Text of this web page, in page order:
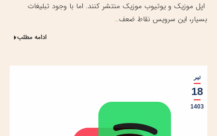
اپل موزیک و یوتیوب موزیک منتشر کنند. اما با وجود تبلیغات
بسیار، این سرویس نقاط ضعف…
ادامه مطلب
تیر
18
1403